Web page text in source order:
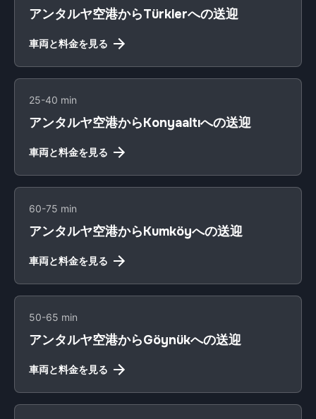
アンタルヤ空港からTürklerへの送迎
車両と料金を見る
25-40 min
アンタルヤ空港からKonyaaltıへの送迎
車両と料金を見る
60-75 min
アンタルヤ空港からKumköyへの送迎
車両と料金を見る
50-65 min
アンタルヤ空港からGöynükへの送迎
車両と料金を見る